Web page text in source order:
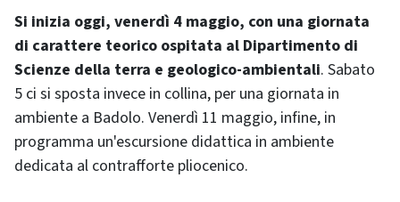
Si inizia oggi, venerdì 4 maggio, con una giornata
di carattere teorico ospitata al Dipartimento di
Scienze della terra e geologico-ambientali. Sabato
5 ci si sposta invece in collina, per una giornata in
ambiente a Badolo. Venerdì 11 maggio, infine, in
programma un'escursione didattica in ambiente
dedicata al contrafforte pliocenico.